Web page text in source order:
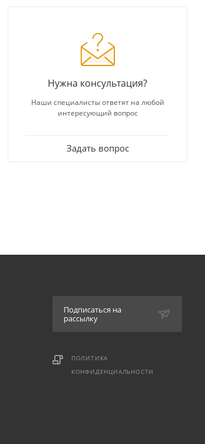
Нужна консультация?
Наши специалисты ответят на любой
интересующий вопрос
Задать вопрос
Подписаться на
рассылку
ПОЛИТИКА
КОНФИДЕНЦИАЛЬНОСТИ